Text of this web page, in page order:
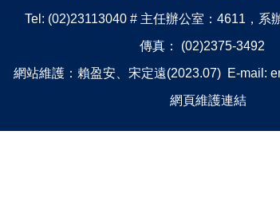
Tel: (02)23113040 # 主任辦公室：4611，系
傳真： (02)2375-3492
網站維護：賴盈安、宋定遠(2023.07) E-mail:
網頁維護連結